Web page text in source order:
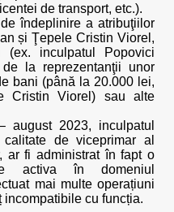
de transport, etc.).
îndeplinire a atribuţiilor
și Ţepele Cristin Viorel,
inculpatul Popovici
la reprezentanţii unor
bani (până la 20.000 lei,
Cristin Viorel) sau alte
august 2023, inculpatul
de viceprimar al
ar fi administrat în fapt o
activa în domeniul
mai multe operațiuni
incompatibile cu funcția.